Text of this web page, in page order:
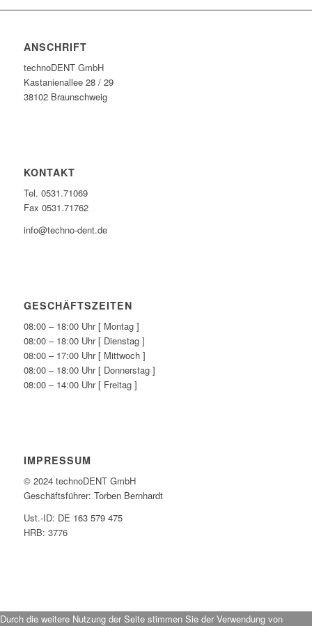
ANSCHRIFT
technoDENT GmbH
Kastanienallee 28 / 29
38102 Braunschweig
KONTAKT
Tel. 0531.71069
Fax 0531.71762
info@techno-dent.de
GESCHÄFTSZEITEN
08:00 – 18:00 Uhr [ Montag ]
08:00 – 18:00 Uhr [ Dienstag ]
08:00 – 17:00 Uhr [ Mittwoch ]
08:00 – 18:00 Uhr [ Donnerstag ]
08:00 – 14:00 Uhr [ Freitag ]
IMPRESSUM
© 2024 technoDENT GmbH
Geschäftsführer: Torben Bernhardt
Ust.-ID: DE 163 579 475
HRB: 3776
Durch die weitere Nutzung der Seite stimmen Sie der Verwendung von